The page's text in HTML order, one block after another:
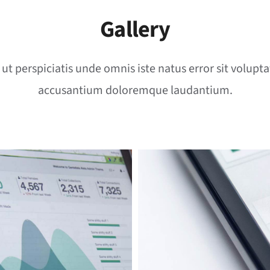
Gallery
ut perspiciatis unde omnis iste natus error sit
accusantium doloremque laudantium.